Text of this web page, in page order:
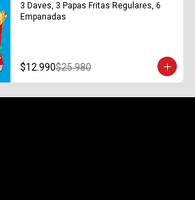
3 Daves, 3 Papas Fritas Regulares, 6
Empanadas
$12.990$25.980